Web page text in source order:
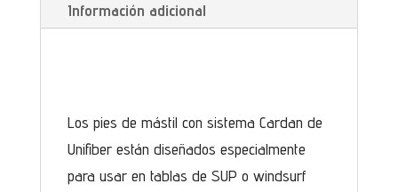
Información adicional
Los pies de mástil con sistema Cardan de
Unifiber están diseñados especialmente
para usar en tablas de SUP o windsurf